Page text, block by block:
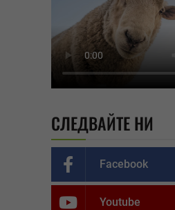
СЛЕДВАЙТЕ НИ
Facebook
Youtube